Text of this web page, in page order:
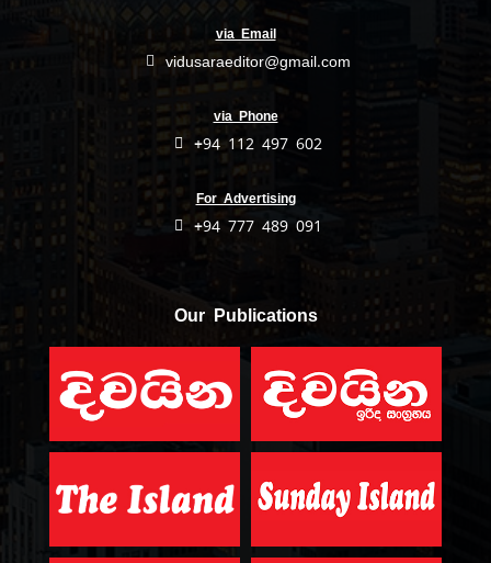
via Email
vidusaraeditor@gmail.com
via Phone
+94 112 497 602
For Advertising
+94 777 489 091
Our Publications